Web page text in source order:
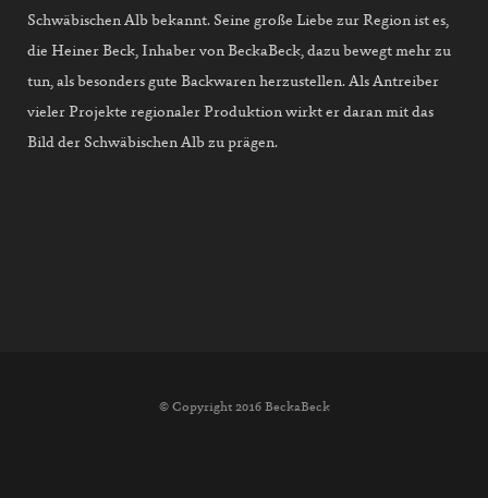
Schwäbischen Alb bekannt. Seine große Liebe zur Region ist es,
die Heiner Beck, Inhaber von BeckaBeck, dazu bewegt mehr zu
tun, als besonders gute Backwaren herzustellen. Als Antreiber
vieler Projekte regionaler Produktion wirkt er daran mit das
Bild der Schwäbischen Alb zu prägen.
© Copyright 2016 BeckaBeck